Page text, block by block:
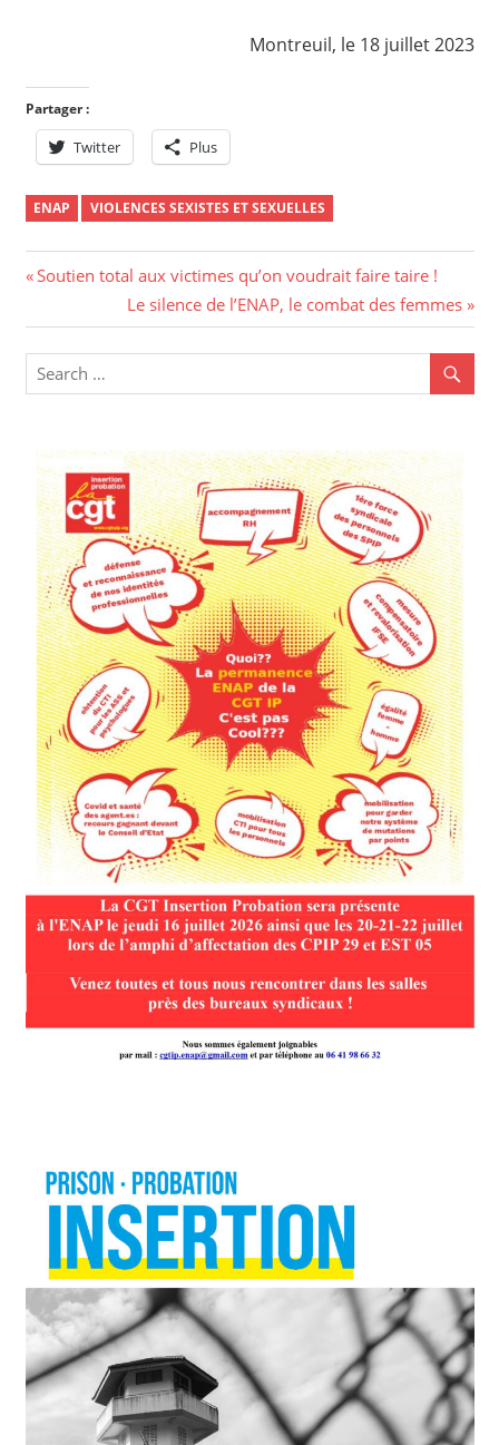
Montreuil, le 18 juillet 2023
Partager :
Twitter Plus
ENAP VIOLENCES SEXISTES ET SEXUELLES
Navigation
de
l’article
Previous
Soutien total aux victimes qu’on voudrait faire taire !
Next
Post:
Le silence de l’ENAP, le combat des femmes